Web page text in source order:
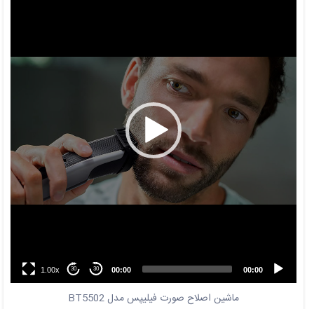
00:00
00:00
30
30
1.00x
ماشین اصلاح صورت فیلیپس مدل BT5502